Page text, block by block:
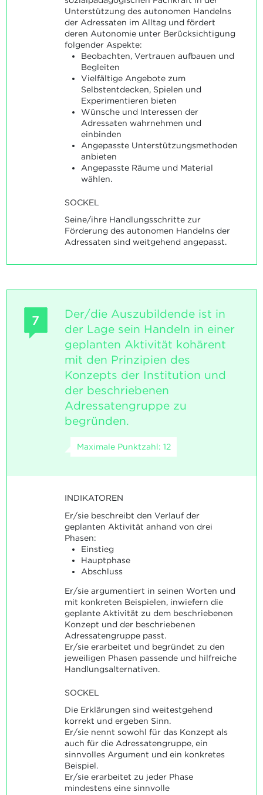
Unterstützung des autonomen Handelns
der Adressaten im Alltag und fördert
deren Autonomie unter Berücksichtigung
folgender Aspekte:
Beobachten, Vertrauen aufbauen und
Begleiten
Vielfältige Angebote zum
Selbstentdecken, Spielen und
Experimentieren bieten
Wünsche und Interessen der
Adressaten wahrnehmen und
einbinden
Angepasste Unterstützungsmethoden
anbieten
Angepasste Räume und Material
wählen.
SOCKEL
Seine/ihre Handlungsschritte zur
Förderung des autonomen Handelns der
Adressaten sind weitgehend angepasst.
7
Der/die Auszubildende ist in
der Lage sein Handeln in einer
geplanten Aktivität kohärent
mit den Prinzipien des
Konzepts der Institution und
der beschriebenen
Adressatengruppe zu
begründen.
Maximale Punktzahl: 12
INDIKATOREN
Er/sie beschreibt den Verlauf der
geplanten Aktivität anhand von drei
Phasen:
Einstieg
Hauptphase
Abschluss
Er/sie argumentiert in seinen Worten und
mit konkreten Beispielen, inwiefern die
geplante Aktivität zu dem beschriebenen
Konzept und der beschriebenen
Adressatengruppe passt.
Er/sie erarbeitet und begründet zu den
jeweiligen Phasen passende und hilfreiche
Handlungsalternativen.
SOCKEL
Die Erklärungen sind weitestgehend
korrekt und ergeben Sinn.
Er/sie nennt sowohl für das Konzept als
auch für die Adressatengruppe, ein
sinnvolles Argument und ein konkretes
Beispiel.
Er/sie erarbeitet zu jeder Phase
mindestens eine sinnvolle